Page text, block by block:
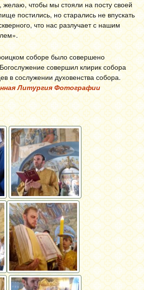
желаю, чтобы мы стояли на посту своей
постились, но старались не впускать
что нас разлучает с нашим
соборе было совершено
совершил клирик собора
в сослужении духовенства собора.
Литургия Фотографии